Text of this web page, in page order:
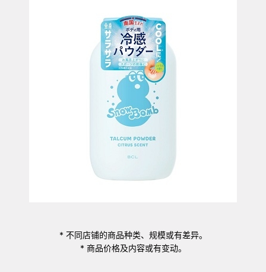
* 不同店铺的商品种类、规模或有差异。
* 商品价格及内容或有变动。